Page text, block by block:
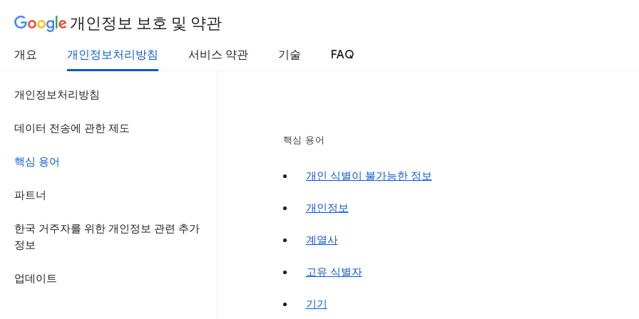
개인정보 보호 및 약관
개요 개인정보처리방침 서비스 약관 기술 FAQ
개인정보처리방침
데이터 전송에 관한 제도
핵심 용어
파트너
한국 거주자를 위한 개인정보 관련 추가
정보
업데이트
핵심 용어
개인 식별이 불가능한 정보
개인정보
계열사
고유 식별자
기기